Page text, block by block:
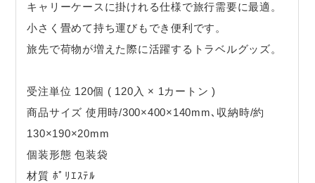
キャリーケースに掛けれる仕様で旅行需要に最適。
小さく畳めて持ち運びもでき便利です。
旅先で荷物が増えた際に活躍するトラベルグッズ。
受注単位 120個 ( 120入 × 1カートン )
商品サイズ 使用時/300×400×140mm､収納時/約
130×190×20mm
個装形態 包装袋
材質 ﾎﾟﾘｴｽﾃﾙ